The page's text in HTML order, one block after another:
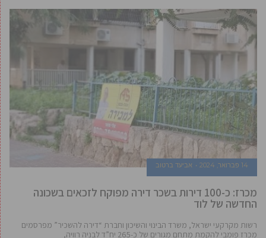
14 פברואר, 2024 אביעד ברטוב
מכרז: כ-100 דירות בשכר דירה מפוקח לזכאים בשכונה
החדשה של לוד
רשות מקרקעי ישראל, משרד הבינוי והשיכון וחברת “דירה להשכיר” מפרסמים
מכרז פומבי להקמת מתחם מגורים של כ-265 יח”ד לבניה רוויה,